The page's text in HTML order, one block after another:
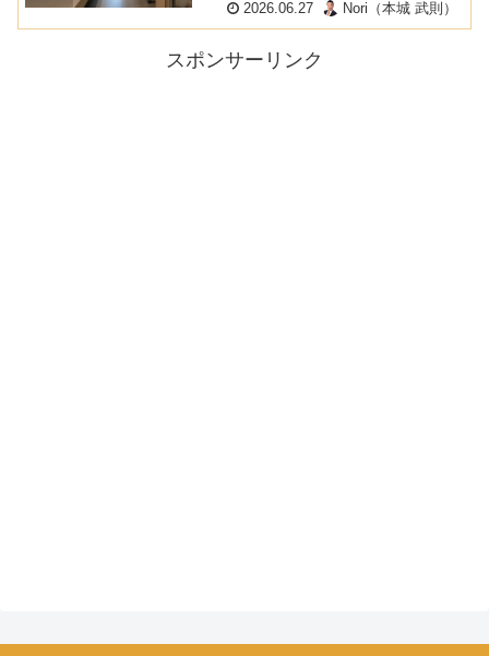
2026.06.27 Nori（本城 武則）
スポンサーリンク